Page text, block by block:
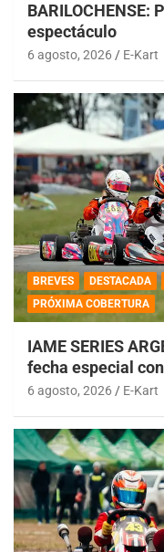
BARILOCHENSE:
espectáculo
6 agosto, 2026 E-Kart
BREVES DESTACADA
PRÓXIMA COBERTURA
IAME SERIES
fecha especial
6 agosto, 2026 E-Kart